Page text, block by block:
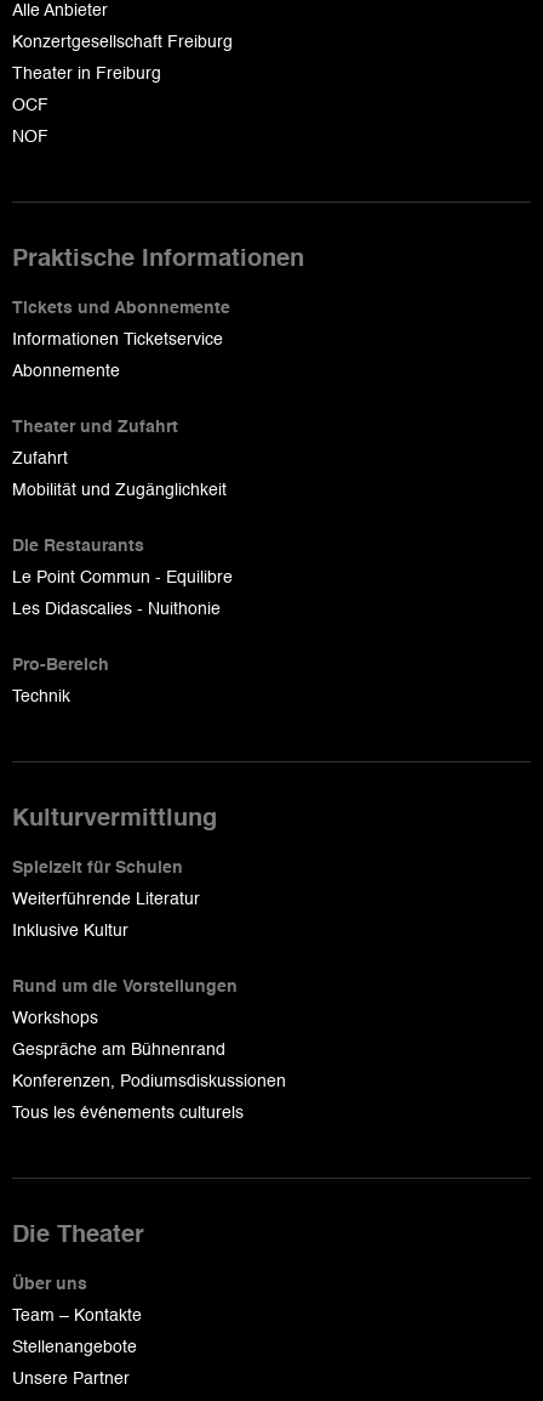
Alle Anbieter
Konzertgesellschaft Freiburg
Theater in Freiburg
OCF
NOF
Praktische Informationen
Tickets und Abonnemente
Informationen Ticketservice
Abonnemente
Theater und Zufahrt
Zufahrt
Mobilität und Zugänglichkeit
Die Restaurants
Le Point Commun - Equilibre
Les Didascalies - Nuithonie
Pro-Bereich
Technik
Kulturvermittlung
Spielzeit für Schulen
Weiterführende Literatur
Inklusive Kultur
Rund um die Vorstellungen
Workshops
Gespräche am Bühnenrand
Konferenzen, Podiumsdiskussionen
Tous les événements culturels
Die Theater
Über uns
Team – Kontakte
Stellenangebote
Unsere Partner